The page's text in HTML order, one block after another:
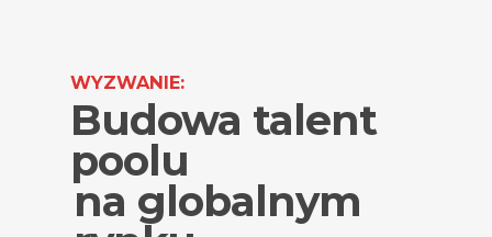
WYZWANIE:
Budowa talent
poolu
na globalnym